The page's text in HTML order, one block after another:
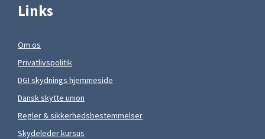
Links
Om os
Privatlivspolitik
DGI skydnings hjemmeside
Dansk skytte union
Regler & sikkerhedsbestemmelser
Skydeleder kursus